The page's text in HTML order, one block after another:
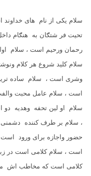
سلام یکی از نام های
تحیت فر شتګان به هنګام
رحمان ورحیم است ، سلام
سلام کلید شروع هر کلام
وشری است ، سلام ساده
است ، سلام عامل محبت
سلام او لین تحفه وهدیه
، سلام بر طرف کننده
حضور واجازه برای ورود
است ، سلام کلامی است در
کلامی است که مخاطب اش مر